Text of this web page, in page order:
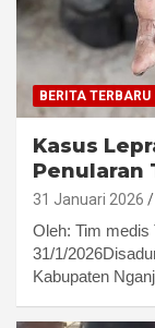
BERITA TERBARU
Kasus
Penularan
31 Januari 2026
Oleh: Tim medis
31/1/
Kabupaten